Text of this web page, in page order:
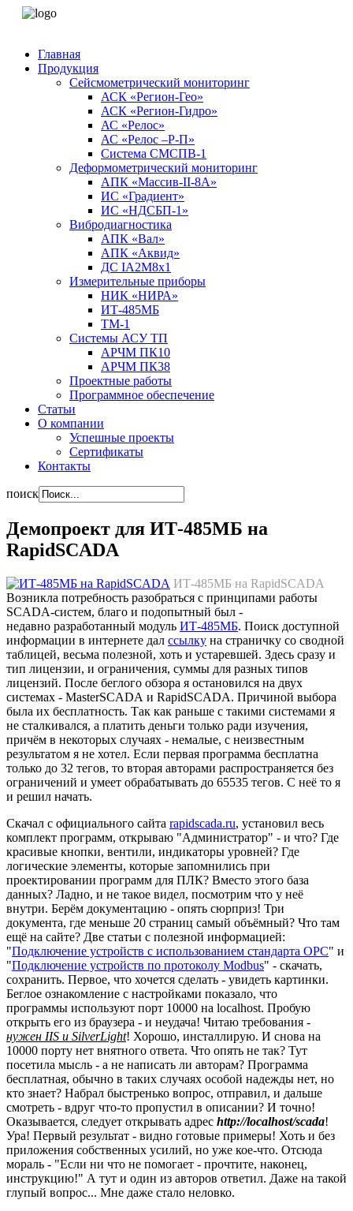
Главная
Продукция
Сейсмометрический мониторинг
АСК «Регион-Гео»
АСК «Регион-Гидро»
АС «Релос»
АС «Релос –Р-П»
Система СМСПВ-1
Деформометрический мониторинг
АПК «Массив-II-8А»
ИС «Градиент»
ИС «НДСБП-1»
Вибродиагностика
АПК «Вал»
АПК «Аквид»
ДС IA2M8x1
Измерительные приборы
НИК «НИРА»
ИТ-485МБ
ТМ-1
Системы АСУ ТП
АРЧМ ПК10
АРЧМ ПК38
Проектные работы
Программное обеспечение
Статьи
О компании
Успешные проекты
Сертификаты
Контакты
поиск
Демопроект для ИТ-485МБ на
RapidSCADA
ИТ-485МБ на RapidSCADA
Возникла потребность разобраться с принципами работы
SCADA-систем, благо и подопытный был -
недавно разработанный модуль ИТ-485МБ. Поиск доступной
информации в интернете дал ссылку на страничку со сводной
таблицей, весьма полезной, хоть и устаревшей. Здесь сразу и
тип лицензии, и ограничения, суммы для разных типов
лицензий. После беглого обзора я остановился на двух
системах - MasterSCADA и RapidSCADA. Причиной выбора
была их бесплатность. Так как раньше с такими системами я
не сталкивался, а платить деньги только ради изучения,
причём в некоторых случаях - немалые, с неизвестным
результатом я не хотел. Если первая программа бесплатна
только до 32 тегов, то вторая авторами распространяется без
ограничений и умеет обрабатывать до 65535 тегов. С неё то я
и решил начать.
Скачал с официального сайта rapidscada.ru, установил весь
комплект программ, открываю "Администратор" - и что? Где
красивые кнопки, вентили, индикаторы уровней? Где
логические элементы, которые запомнились при
проектировании программ для ПЛК? Вместо этого база
данных? Ладно, и не такое видел, посмотрим что у неё
внутри. Берём документацию - опять сюрприз! Три
документа, где меньше 20 страниц самый объёмный? Что там
ещё на сайте? Две статьи с полезной информацией:
"Подключение устройств с использованием стандарта OPC" и
"Подключение устройств по протоколу Modbus" - скачать,
сохранить. Первое, что хочется сделать - увидеть картинки.
Беглое ознакомление с настройками показало, что
программы используют порт 10000 на localhost. Пробую
открыть его из браузера - и неудача! Читаю требования -
нужен IIS и SilverLight! Хорошо, инсталлирую. И снова на
10000 порту нет внятного ответа. Что опять не так? Тут
посетила мысль - а не написать ли авторам? Программа
бесплатная, обычно в таких случаях особой надежды нет, но
кто знает? Набрал быстренько вопрос, отправил, и дальше
смотреть - вдруг что-то пропустил в описании? И точно!
Оказывается, следует открывать адрес http://localhost/scada!
Ура! Первый результат - видно готовые примеры! Хоть и без
приложения собственных усилий, но уже кое-что. Отсюда
мораль - "Если ни что не помогает - прочтите, наконец,
инструкцию!" А тут и один из авторов ответил. Даже на такой
глупый вопрос... Мне даже стало неловко.